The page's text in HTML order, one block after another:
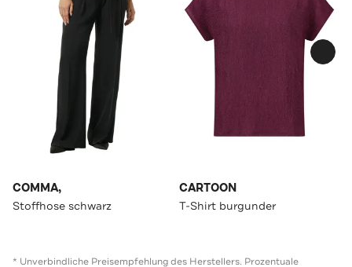
COMMA,
Stoffhose schwarz
CARTOON
T-Shirt burgunder
* Unverbindliche Preisempfehlung des Herstellers. Prozentuale